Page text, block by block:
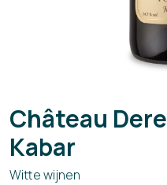
Château
Kabar
Witte wijnen